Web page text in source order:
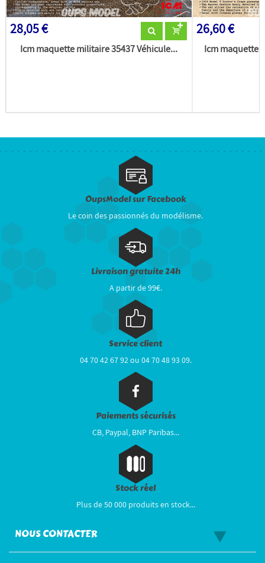
28,05 €
Icm maquette militaire 35437 Véhicule...
26,60 €
Icm maquette
OupsModel sur Facebook
Le coin des passionnés du modélisme.
Livraison gratuite 24h
A partir de 99€.
Service client
04 70 42 67 92 ou 04 70 48 93 09.
Paiements sécurisés
CB, Paypal, BNP Paribas...
Stock réel
Plus de 50 000 produits en stock...
NOUS CONTACTER